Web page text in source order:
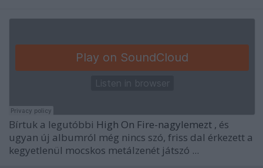
Bírtuk a legutóbbi High On Fire-nagylemezt , és
ugyan új albumról még nincs szó, friss dal érkezett a
kegyetlenül mocskos metálzenét játszó ...